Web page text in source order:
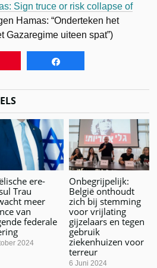
Sign truce or risk collapse of
Hamas: “Onderteken het
Gazaregime uiteen spat”)
ere-
Trau
meer
van
federale
2024
Onbegrijpelijk:
België onthoudt
zich bij stemming
voor vrijlating
gijzelaars en tegen
gebruik
ziekenhuizen voor
terreur
6 Juni 2024